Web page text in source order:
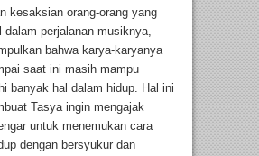
kesaksian orang-orang yang
dalam perjalanan musiknya,
bahwa karya-karyanya
saat ini masih mampu
banyak hal dalam hidup. Hal ini
Tasya ingin mengajak
untuk menemukan cara
dengan bersyukur dan